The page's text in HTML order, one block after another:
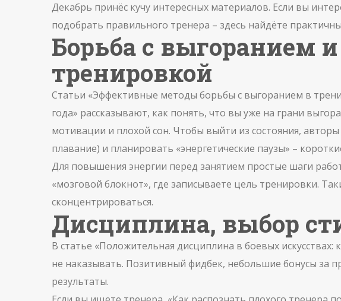
Декабрь принёс кучу интересных материалов. Если вы
подобрать правильного тренера – здесь найдёте
Борьба с выгоранием
тренировкой
Статьи «Эффективные методы борьбы с выгоранием в
года» рассказывают, как понять, что вы уже на грани
мотивации и плохой сон. Чтобы выйти из состояния,
плавание) и планировать «энергетические паузы» –
Для повышения энергии перед занятием простые шаги
«мозговой блокнот», где записываете цель тренировки.
сконцентрироваться.
Дисциплина, выбор
В статье «Положительная дисциплина в боевых
не наказывать. Позитивный фидбек, небольшие бонусы за
результаты.